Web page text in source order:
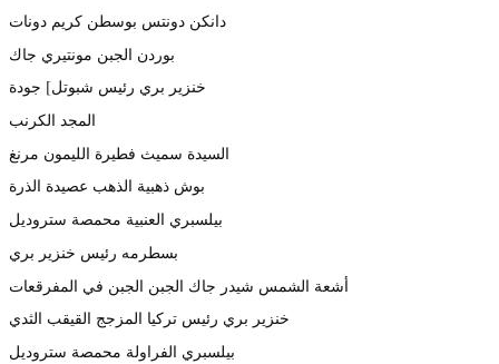
دانكن دونتس بوسطن كريم دونات
بوردن الجبن مونتيري جاك
خنزير بري رئيس شبوتل] جودة
المجد الكرنب
السيدة سميث فطيرة الليمون مرنغ
بوش ذهبية الذهب عصيدة الذرة
بيلسبري العنبية محمصة ستروديل
بسطرمه رئيس خنزير بري
أشعة الشمس شيدر جاك الجبن الجبن في المفرقعات
خنزير بري رئيس تركيا المزجج القيقب الثدي
بيلسبري الفراولة محمصة ستروديل